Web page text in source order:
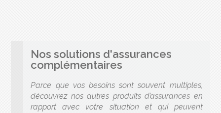
rapport avec votre situation et qui peuvent
également vous intéresser.
ASSURANCE
moto